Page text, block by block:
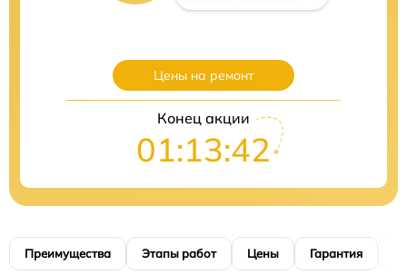
Цены на ремонт
Конец акции
01:13:41
Преимущества Этапы работ Цены Гарантия